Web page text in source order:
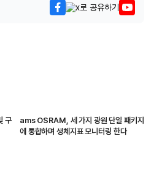
구
ams OSRAM, 세 가지 광원 단일 패키지
에 통합하며 생체지표 모니터링 한다